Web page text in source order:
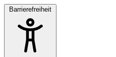
Barrierefreiheit